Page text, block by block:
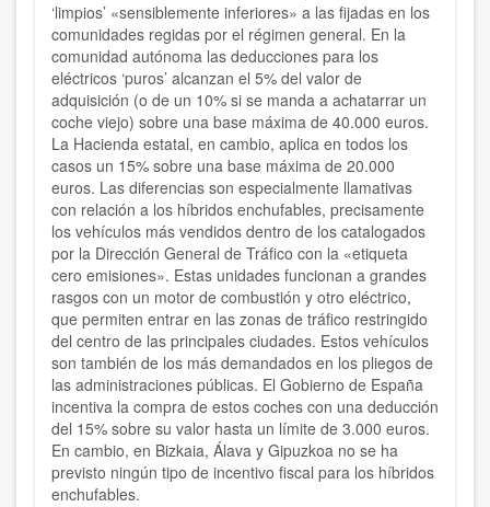
‘limpios’ «sensiblemente inferiores» a las fijadas en los
comunidades regidas por el régimen general. En la
comunidad autónoma las deducciones para los
eléctricos ‘puros’ alcanzan el 5% del valor de
adquisición (o de un 10% si se manda a achatarrar un
coche viejo) sobre una base máxima de 40.000 euros.
La Hacienda estatal, en cambio, aplica en todos los
casos un 15% sobre una base máxima de 20.000
euros. Las diferencias son especialmente llamativas
con relación a los híbridos enchufables, precisamente
los vehículos más vendidos dentro de los catalogados
por la Dirección General de Tráfico con la «etiqueta
cero emisiones». Estas unidades funcionan a grandes
rasgos con un motor de combustión y otro eléctrico,
que permiten entrar en las zonas de tráfico restringido
del centro de las principales ciudades. Estos vehículos
son también de los más demandados en los pliegos de
las administraciones públicas. El Gobierno de España
incentiva la compra de estos coches con una deducción
del 15% sobre su valor hasta un límite de 3.000 euros.
En cambio, en Bizkaia, Álava y Gipuzkoa no se ha
previsto ningún tipo de incentivo fiscal para los híbridos
enchufables.